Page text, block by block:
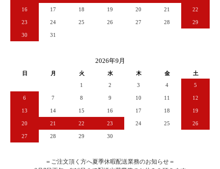
16 17 18 19 20 21 22
23 24 25 26 27 28 29
30 31
2026年9月
日 月 火 水 木 金
土
1
2 3 4 5
6 7 8 9 10 11 12
13 14 15 16 17 18 19
20 21 22 23 24 25 26
27 28 29 30
＝ご注文頂く方へ夏季休暇配送業務のお知らせ＝